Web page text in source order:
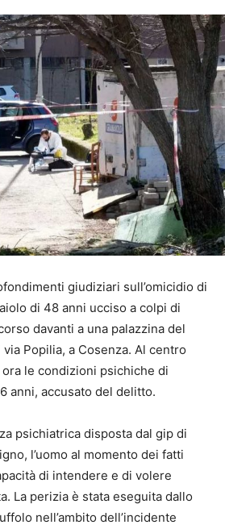
giudiziari sull’omicidio di
di 48 anni ucciso a colpi di
davanti a una palazzina del
Popilia, a Cosenza. Al centro
le condizioni psichiche di
anni, accusato del delitto.
psichiatrica disposta dal gip di
l’uomo al momento dei fatti
di intendere e di volere
La perizia è stata eseguita dallo
nell’ambito dell’incidente